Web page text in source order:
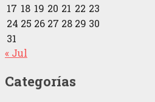
17 18 19 20 21 22 23
24 25 26 27 28 29 30
31
« Jul
Categorías